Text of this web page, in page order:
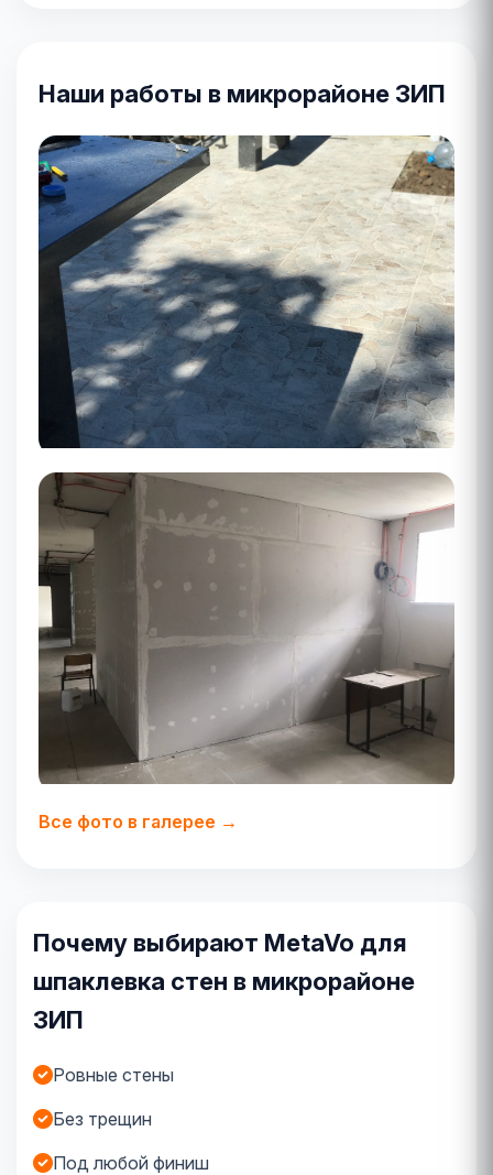
Наши работы в микрорайоне ЗИП
Все фото в галерее →
Почему выбирают MetaVo для
шпаклевка стен в микрорайоне
ЗИП
Ровные стены
Без трещин
Под любой финиш